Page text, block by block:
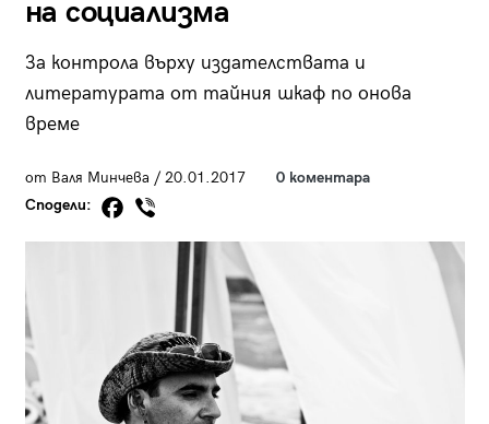
на социализма
За контрола върху издателствата и
литературата от тайния шкаф по онова
време
от Валя Минчева / 20.01.2017
0 коментара
Сподели: